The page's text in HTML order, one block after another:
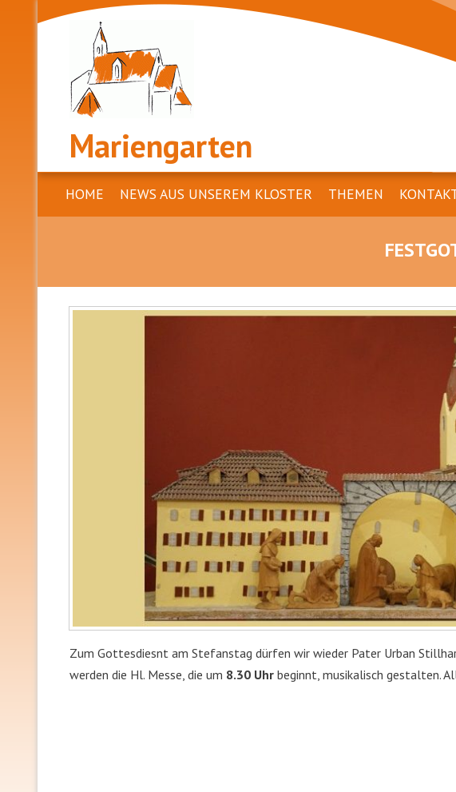
Mariengarten
HOME NEWS AUS UNSEREM KLOSTER THEMEN
Zum Gottesdiesnt am Stefanstag dürfen wir wieder Pater Urban
werden die Hl. Messe, die um 8.30 Uhr beginnt, musikalisch gestalten.